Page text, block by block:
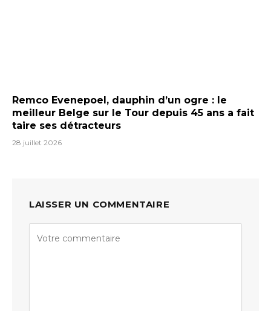
Remco Evenepoel, dauphin d’un ogre : le
meilleur Belge sur le Tour depuis 45 ans a fait
taire ses détracteurs
28 juillet 2026
LAISSER UN COMMENTAIRE